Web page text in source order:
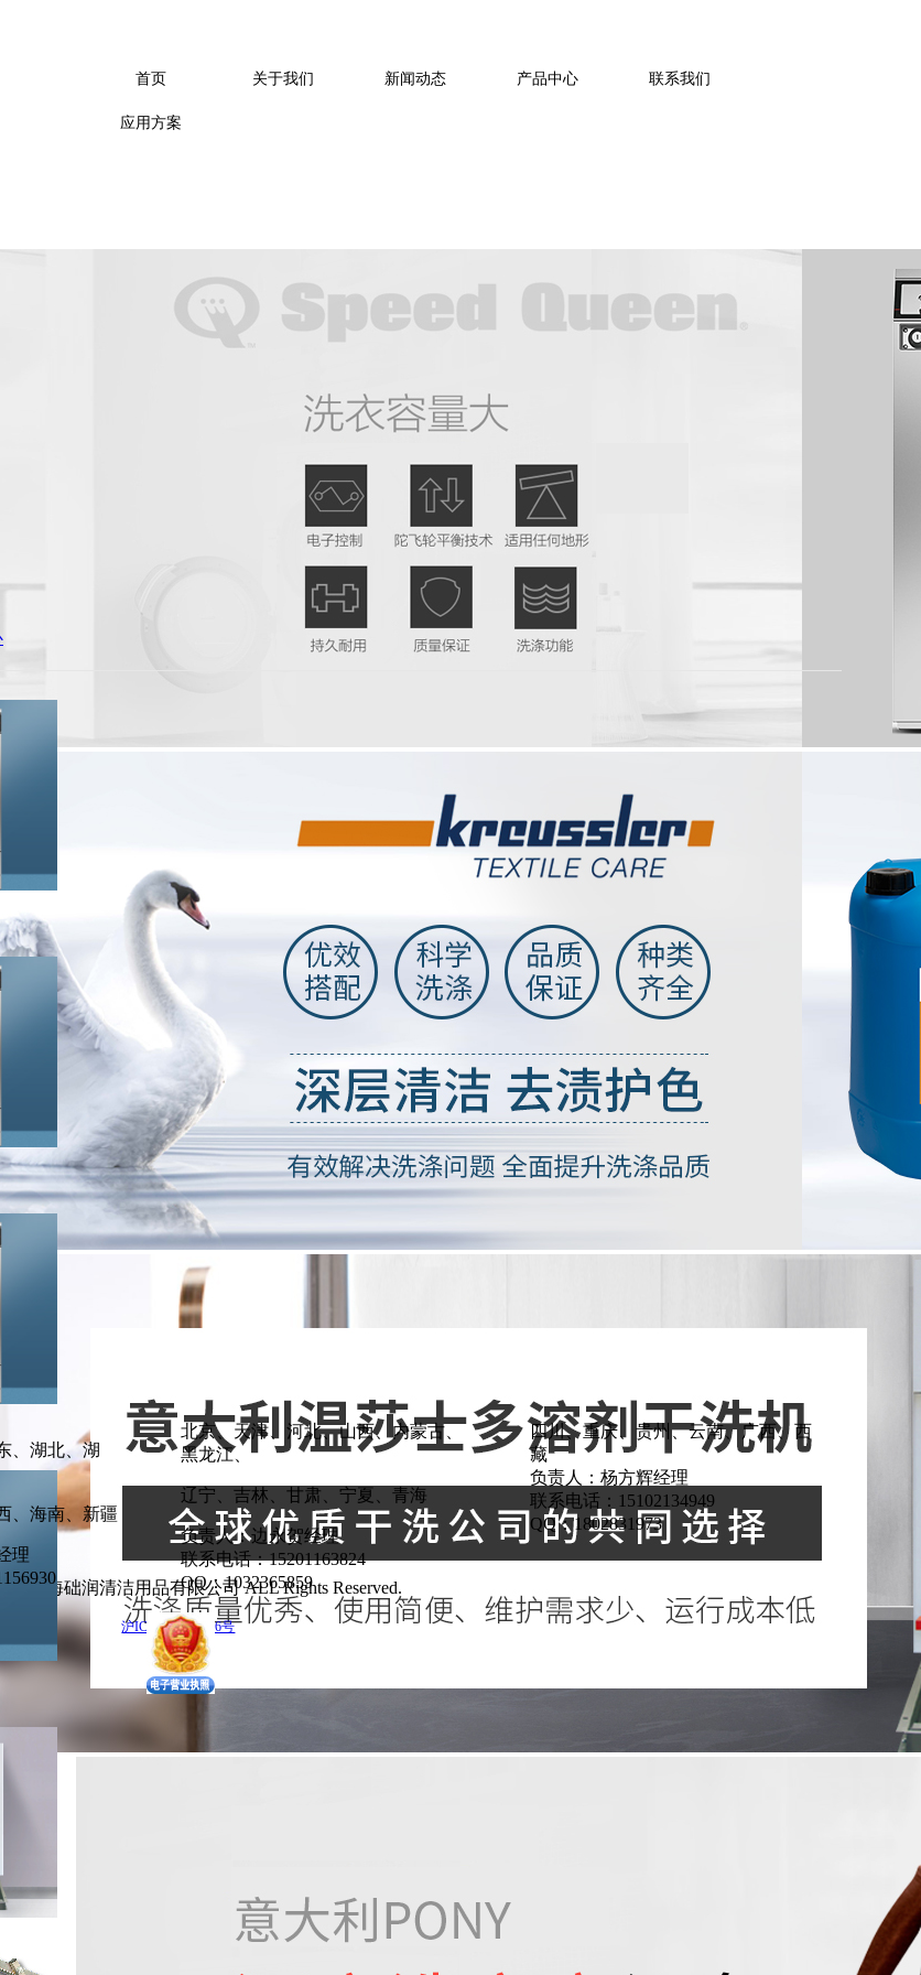
首页 关于我们 新闻动态 产品中心 联系我们
应用方案
、湖北、湖
、海南、新疆
理
北京、天津、河北、山西、内蒙古、
黑龙江、
辽宁、吉林、甘肃、宁夏、青海
负责人：边永贺经理
联系电话：15201163824
QQ：1032365859
四川、重庆、贵州、云南、广西、西
藏
负责人：杨方辉经理
联系电话：15102134949
QQ：1802831973
上海础润清洁用品有限公司 ALL Rights Reserved.
沪ICP备13002566号